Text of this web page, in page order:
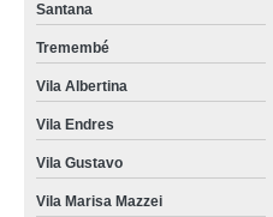
Santana
Tremembé
Vila Albertina
Vila Endres
Vila Gustavo
Vila Marisa Mazzei